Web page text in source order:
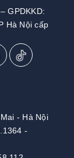
GPDKKD:
Hà Nội cấp
- Hà Nội
-